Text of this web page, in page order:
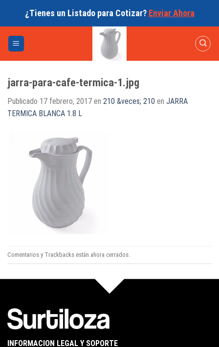
¿Tienes un Listado para Cotizar? Enviar Ahora
jarra-para-cafe-termica-1.jpg
Publicado 17 febrero, 2017 en 210 &veces; 210 en JARRA
TERMICA BLANCA 1.8 L
Comentarios y Trackbacks están ahora cerrados.
INFORMACION LEGAL Y SOPORTE